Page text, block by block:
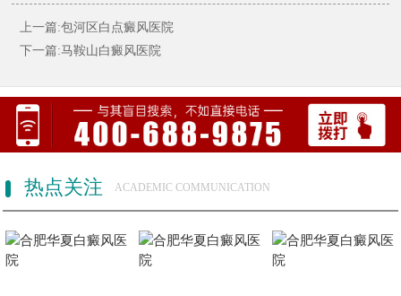
上一篇:包河区白点癜风医院
下一篇:马鞍山白癜风医院
热点关注 ACADEMIC COMMUNICATION